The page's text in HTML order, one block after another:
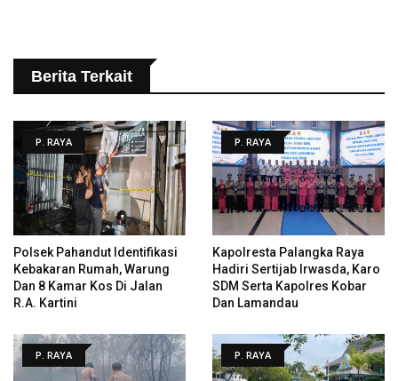
Berita Terkait
P. RAYA
Polsek Pahandut Identifikasi
Kebakaran Rumah, Warung
Dan 8 Kamar Kos Di Jalan
R.A. Kartini
P. RAYA
Kapolresta Palangka Raya
Hadiri Sertijab Irwasda, Karo
SDM Serta Kapolres Kobar
Dan Lamandau
P. RAYA P. RAYA